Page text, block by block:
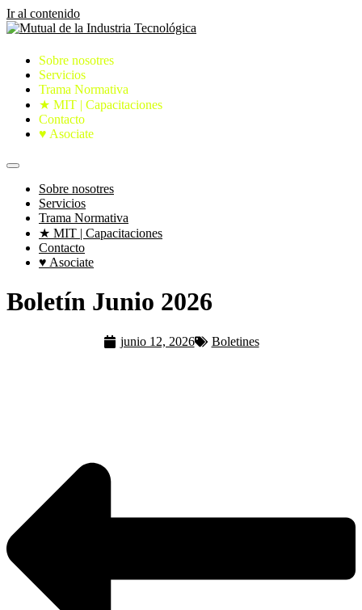
Ir al contenido
Sobre nosotres
Servicios
Trama Normativa
★ MIT | Capacitaciones
Contacto
♥ Asociate
Sobre nosotres
Servicios
Trama Normativa
★ MIT | Capacitaciones
Contacto
♥ Asociate
Boletín Junio 2026
junio 12, 2026 Boletines